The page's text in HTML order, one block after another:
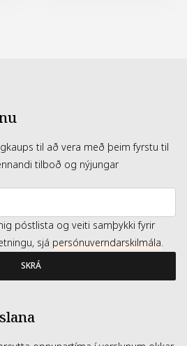
til að vera með þeim fyrstu til
tilboð og nýjungar
póstlista og veiti samþykki fyrir
sjá persónuverndarskilmála.
SKRÁ